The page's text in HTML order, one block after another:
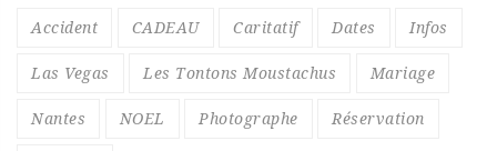
Accident CADEAU Caritatif Dates Infos
Las Vegas Les Tontons Moustachus Mariage
Nantes NOEL Photographe Réservation